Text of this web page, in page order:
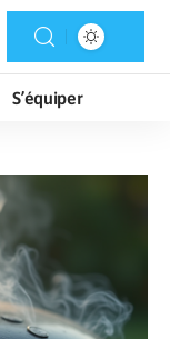
S’équiper